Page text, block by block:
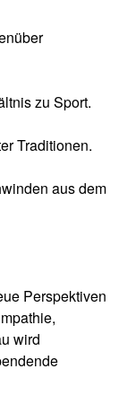
zu Sport.
Traditionen.
aus dem
Perspektiven
wird